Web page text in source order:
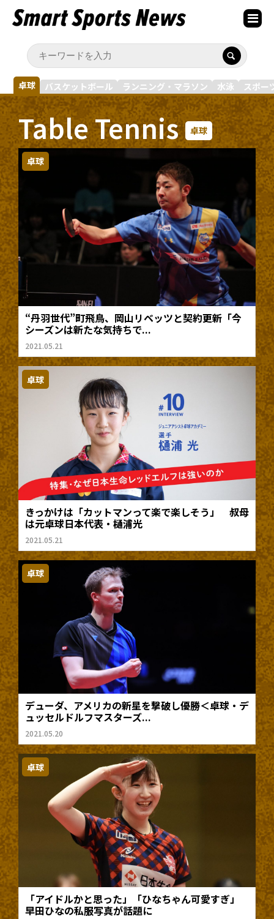
卓球 バスケットボール ランニング・マラソン 水泳 スポー
Table Tennis 卓球
卓球
“丹羽世代”町飛鳥、岡山リベッツと契約更新「今
シーズンは新たな気持ちで...
2021.05.21
卓球
きっかけは「カットマンって楽で楽しそう」 叔母
は元卓球日本代表・樋浦光
2021.05.21
卓球
デューダ、アメリカの新星を撃破し優勝＜卓球・デ
ュッセルドルフマスターズ...
2021.05.20
卓球
「アイドルかと思った」「ひなちゃん可愛すぎ」
早田ひなの私服写真が話題に